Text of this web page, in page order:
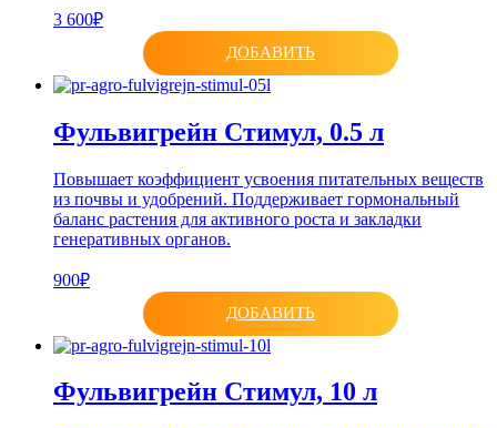
3 600₽
ДОБАВИТЬ
Фульвигрейн Стимул, 0.5 л
Повышает коэффициент усвоения питательных веществ
из почвы и удобрений. Поддерживает гормональный
баланс растения для активного роста и закладки
генеративных органов.
900₽
ДОБАВИТЬ
Фульвигрейн Стимул, 10 л